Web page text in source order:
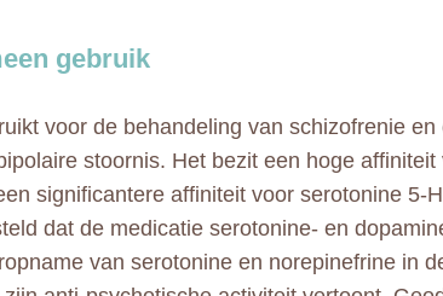
gebruik
voor de behandeling van schizofrenie en
stoornis. Het bezit een hoge
significantere affiniteit voor serotonine 5-
dat de medicatie serotonine- en
van serotonine en norepinefrine in